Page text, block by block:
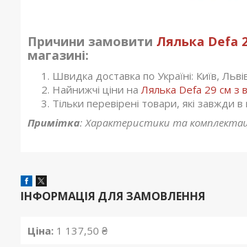
Причини замовити Лялька Defa
магазині:
Швидка доставка по Україні: Київ,
Найнижчі ціни на Лялька Defa 29 см з
Тільки перевірені товари, які завжди в
Примітка: Характеристики та
ІНФОРМАЦІЯ ДЛЯ ЗАМОВЛЕННЯ
Ціна: 1 137,50 ₴